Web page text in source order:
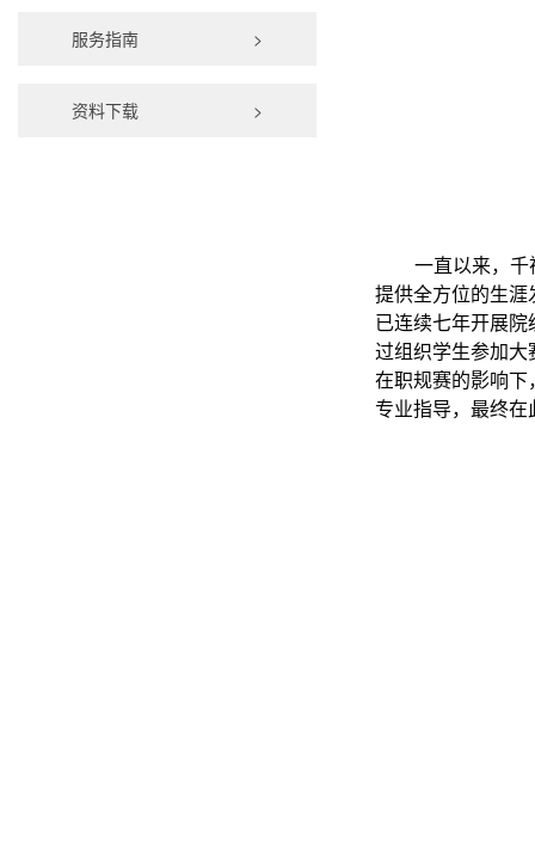
服务指南 >
资料下载 >
一直以来，千
提供全方位的生涯
已连续七年开展
过组织学生参加大
在职规赛的影响下
专业指导，最终在